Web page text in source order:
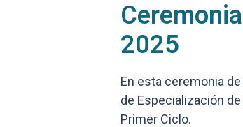
2025
En esta ceremonia
de Especialización
Primer Ciclo.